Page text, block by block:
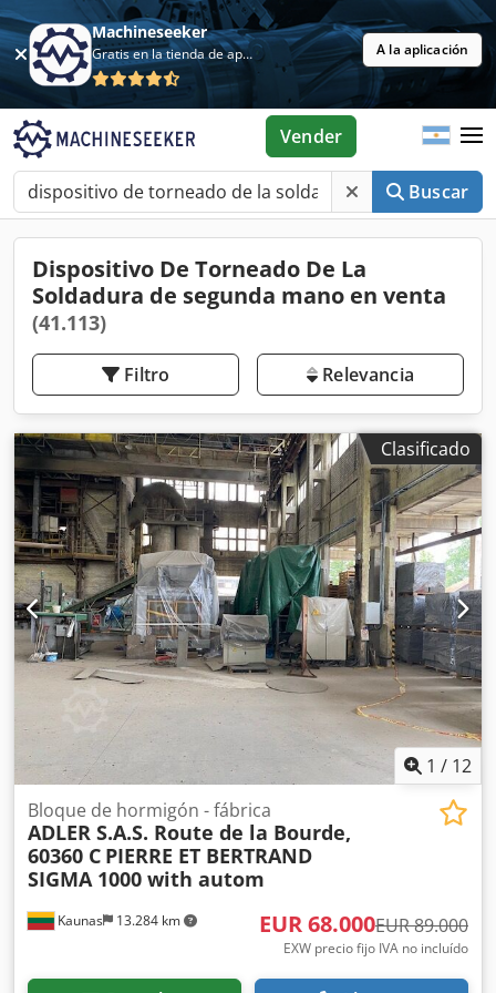
Machineseeker
Gratis en la tienda de aplicaciones A la aplicación
Buscar
Vender
Dispositivo De Torneado De La
Soldadura de segunda mano en venta
(41.113)
Filtro Relevancia
Clasificado
1 / 12
Kaunas 13.284 km
Bloque de hormigón - fábrica
ADLER S.A.S. Route de la Bourde,
60360 C PIERRE ET BERTRAND
SIGMA 1000 with autom
EUR 68.000EUR 89.000
EXW precio fijo IVA no incluído